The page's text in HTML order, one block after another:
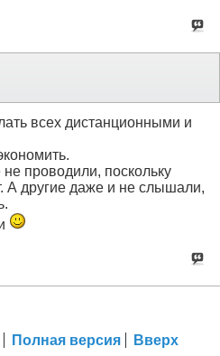
всех дистанционными и
проводили, поскольку
А другие даже и не слышали,
Полная версия Вверх